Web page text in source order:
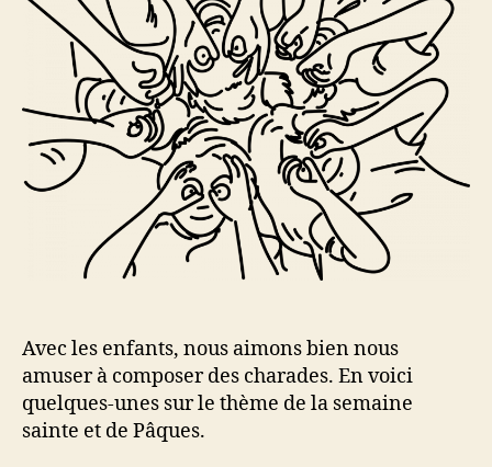
Avec les enfants, nous aimons bien nous
amuser à composer des charades. En voici
quelques-unes sur le thème de la semaine
sainte et de Pâques.